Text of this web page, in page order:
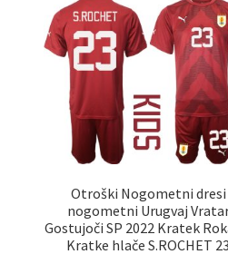
na
Otroški Nogometni dresi
nogometni Urugvaj
Gostujoči SP 2022 Kratek
Kratke hlače S.ROCHET 23